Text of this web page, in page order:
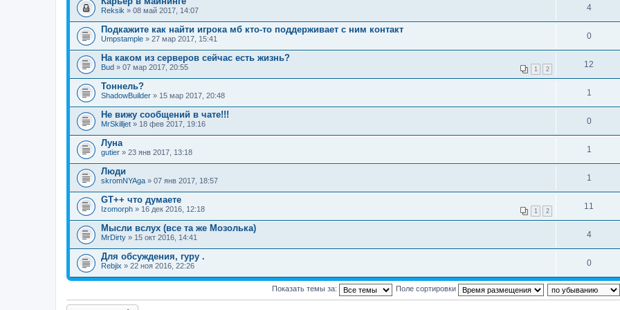
н
и
Reksik » 08 май 2017, 14:07 4
Подкажите как найти игрока мб кто-то поддерживает с ним контакт
Umpstample » 27 мар 2017, 15:41 0
На каком из серверов сейчас есть жизнь?
1 2
Bud » 07 мар 2017, 20:55 12
Тоннель?
ShadowBuilder » 15 мар 2017, 20:48 1
Не вижу сообщений в чате!!!
MrSkilljet » 18 фев 2017, 19:16 0
Луна
gutier » 23 янв 2017, 13:18 1
Люди
skromNYAga » 07 янв 2017, 18:57 1
GT++ что думаете
1 2
Izomorph » 16 дек 2016, 12:18 11
Мысли вслух (все та же Мозолька)
MrDirty » 15 окт 2016, 14:41 4
Для обсуждения, гуру .
Rebjix » 22 ноя 2016, 22:26 0
Показать темы за: Поле сортировки